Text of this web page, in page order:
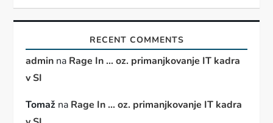
RECENT COMMENTS
admin na Rage In … oz. primanjkovanje IT kadra
v SI
Tomaž na Rage In … oz. primanjkovanje IT kadra